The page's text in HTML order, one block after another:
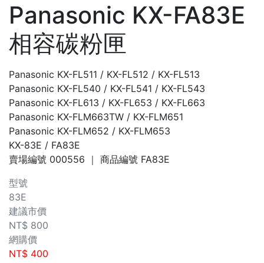
Panasonic KX-FA83E
相容碳粉匣
Panasonic KX-FL511 / KX-FL512 / KX-FL513
Panasonic KX-FL540 / KX-FL541 / KX-FL543
Panasonic KX-FL613 / KX-FL653 / KX-FL663
Panasonic KX-FLM663TW / KX-FLM651
Panasonic KX-FLM652 / KX-FLM653
KX-83E / FA83E
賣場編號 000556 ｜ 商品編號 FA83E
型號
83E
建議市價
NT$ 800
網購價
NT$ 400